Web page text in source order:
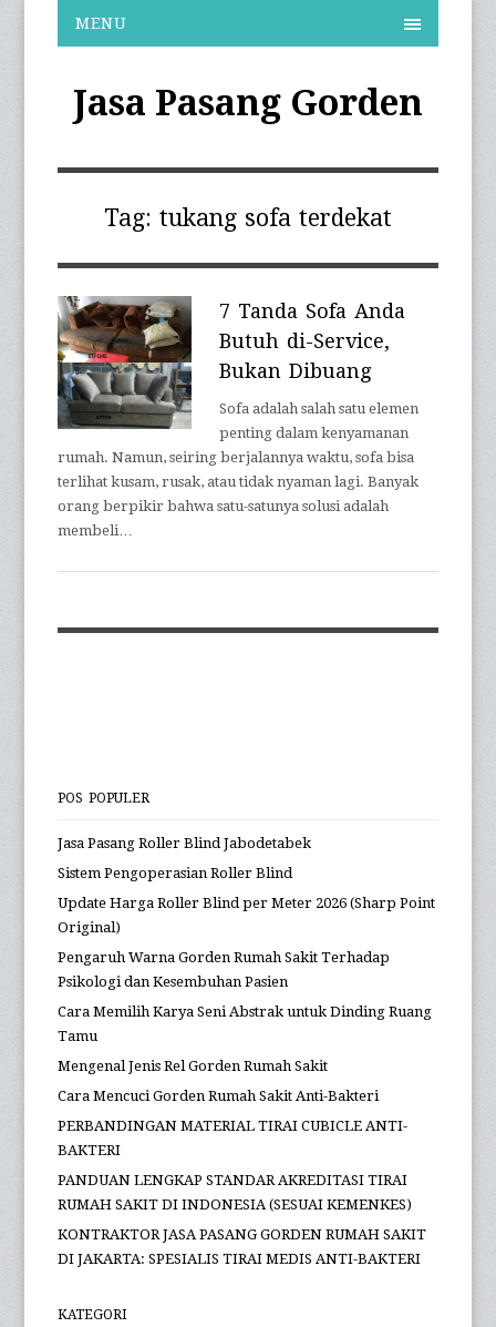
MENU
Jasa Pasang Gorden
Tag: tukang sofa terdekat
7 Tanda Sofa Anda
Butuh di-Service,
Bukan Dibuang
Sofa adalah salah satu elemen
penting dalam kenyamanan
rumah. Namun, seiring berjalannya waktu, sofa bisa
terlihat kusam, rusak, atau tidak nyaman lagi. Banyak
orang berpikir bahwa satu-satunya solusi adalah
membeli…
POS POPULER
Jasa Pasang Roller Blind Jabodetabek
Sistem Pengoperasian Roller Blind
Update Harga Roller Blind per Meter 2026 (Sharp Point
Original)
Pengaruh Warna Gorden Rumah Sakit Terhadap
Psikologi dan Kesembuhan Pasien
Cara Memilih Karya Seni Abstrak untuk Dinding Ruang
Tamu
Mengenal Jenis Rel Gorden Rumah Sakit
Cara Mencuci Gorden Rumah Sakit Anti-Bakteri
PERBANDINGAN MATERIAL TIRAI CUBICLE ANTI-
BAKTERI
PANDUAN LENGKAP STANDAR AKREDITASI TIRAI
RUMAH SAKIT DI INDONESIA (SESUAI KEMENKES)
KONTRAKTOR JASA PASANG GORDEN RUMAH SAKIT
DI JAKARTA: SPESIALIS TIRAI MEDIS ANTI-BAKTERI
KATEGORI